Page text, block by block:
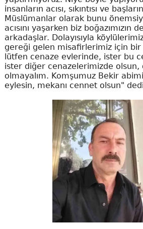
insanların acısı, sıkıntısı ve
Müslümanlar olarak bunu
acısını yaşarken biz boğazımızın
arkadaşlar. Dolayısıyla
gereği gelen misafirlerimiz için bir
lütfen cenaze evlerinde, ister bu
ister diğer cenazelerimizde olsun,
olmayalım. Komşumuz Bekir
eylesin, mekanı cennet olsun"